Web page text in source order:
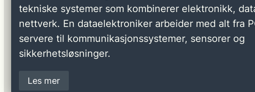
tekniske systemer som kombinerer elektronikk,
nettverk. En dataelektroniker arbeider med alt fra
servere til kommunikasjonssystemer, sensorer og
sikkerhetsløsninger.
Les mer